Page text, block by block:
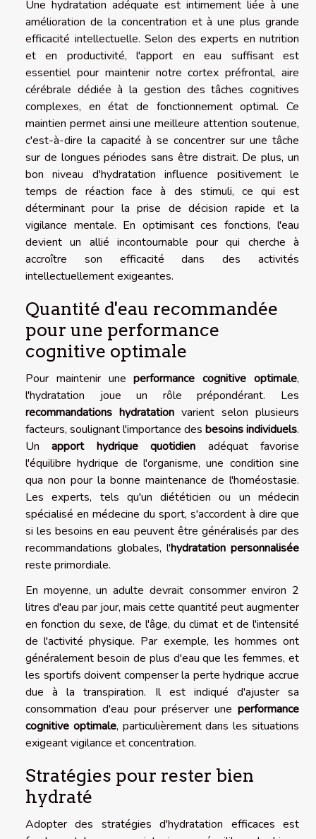
Une hydratation adéquate est intimement liée à une
amélioration de la concentration et à une plus grande
efficacité intellectuelle. Selon des experts en nutrition
et en productivité, l'apport en eau suffisant est
essentiel pour maintenir notre cortex préfrontal, aire
cérébrale dédiée à la gestion des tâches cognitives
complexes, en état de fonctionnement optimal. Ce
maintien permet ainsi une meilleure attention soutenue,
c'est-à-dire la capacité à se concentrer sur une tâche
sur de longues périodes sans être distrait. De plus, un
bon niveau d'hydratation influence positivement le
temps de réaction face à des stimuli, ce qui est
déterminant pour la prise de décision rapide et la
vigilance mentale. En optimisant ces fonctions, l'eau
devient un allié incontournable pour qui cherche à
accroître son efficacité dans des activités
intellectuellement exigeantes.
Quantité d'eau recommandée
pour une performance
cognitive optimale
Pour maintenir uneperformance cognitive optimale,
l'hydratation joue un rôle prépondérant. Les
recommandations hydratation varient selon plusieurs
facteurs, soulignant l'importance des besoins individuels.
Unapport hydrique quotidien adéquat favorise
l'équilibre hydrique de l'organisme, une condition sine
qua non pour la bonne maintenance de l'homéostasie.
Les experts, tels qu'un diététicien ou un médecin
spécialisé en médecine du sport, s'accordent à dire que
si les besoins en eau peuvent être généralisés par des
recommandations globales, l'hydratation personnalisée
reste primordiale.
En moyenne, un adulte devrait consommer environ 2
litres d'eau par jour, mais cette quantité peut augmenter
en fonction du sexe, de l'âge, du climat et de l'intensité
de l'activité physique. Par exemple, les hommes ont
généralement besoin de plus d'eau que les femmes, et
les sportifs doivent compenser la perte hydrique accrue
due à la transpiration. Il est indiqué d'ajuster sa
consommation d'eau pour préserver une performance
cognitive optimale, particulièrement dans les situations
exigeant vigilance et concentration.
Stratégies pour rester bien
hydraté
Adopter des stratégies d'hydratation efficaces est